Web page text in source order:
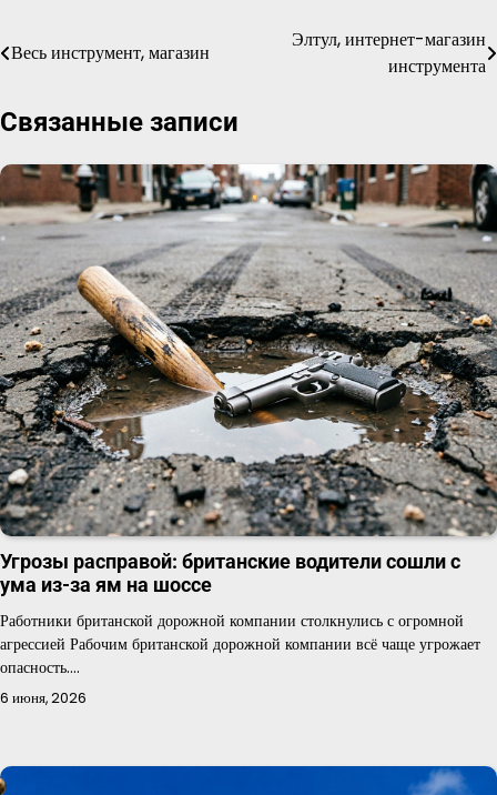
Навигация
записям
Весь инструмент, магазин
Элтул, интернет-магазин
инструмента
Связанные записи
Угрозы расправой: британские водители сошли с
ума из-за ям на шоссе
Работники британской дорожной компании столкнулись с огромной
агрессией Рабочим британской дорожной компании всё чаще угрожает
опасность.…
6 июня, 2026